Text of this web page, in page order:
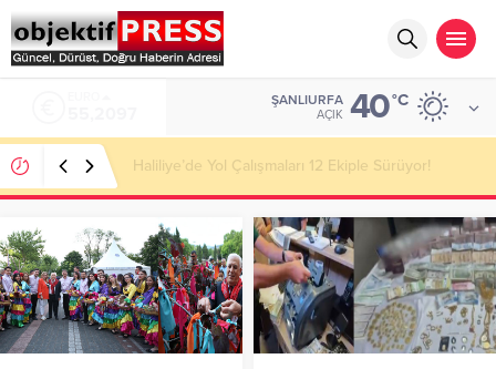
ŞANLIURFA
AÇIK 40°C
Başkan Ünlüce Temmuz Ayını Değerlendirdi!